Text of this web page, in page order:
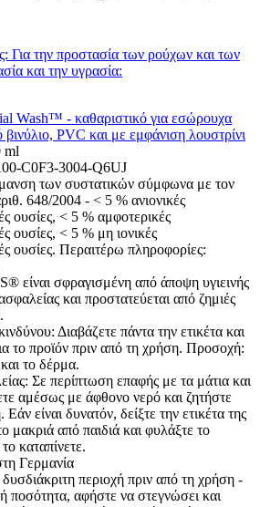
Για την προστασία των ρούχων και των
και την υγρασία:
Wash™ - καθαριστικό για εσώρουχα
PVC και με εμφάνιση λουστρίνι
ml
C0F3-3004-Q6UJ
των συστατικών σύμφωνα με τον
648/2004 - < 5 % ανιονικές
ουσίες, < 5 % αμφοτερικές
ουσίες, < 5 % μη ιονικές
ουσίες. Περαιτέρω πληροφορίες:
είναι σφραγισμένη από άποψη υγιεινής
και προστατεύεται από ζημιές
Διαβάζετε πάντα την ετικέτα και
το προϊόν πριν από τη χρήση. Προσοχή:
το δέρμα.
Σε περίπτωση επαφής με τα μάτια και
αμέσως με άφθονο νερό και ζητήστε
είναι δυνατόν, δείξτε την ετικέτα της
μακριά από παιδιά και φυλάξτε το
καταπίνετε.
Γερμανία
περιοχή πριν από τη χρήση -
ποσότητα, αφήστε να στεγνώσει και